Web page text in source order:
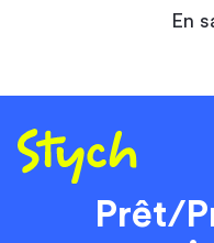
En
Prêt/